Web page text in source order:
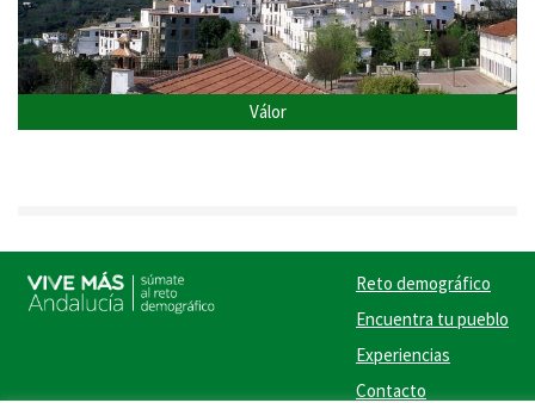
Válor
Reto demográfico
Encuentra tu pueblo
Experiencias
Contacto